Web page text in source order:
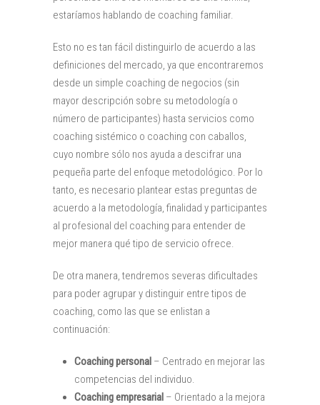
estaríamos hablando de coaching familiar.
Esto no es tan fácil distinguirlo de acuerdo a las
definiciones del mercado, ya que encontraremos
desde un simple coaching de negocios (sin
mayor descripción sobre su metodología o
número de participantes) hasta servicios como
coaching sistémico o coaching con caballos,
cuyo nombre sólo nos ayuda a descifrar una
pequeña parte del enfoque metodológico. Por lo
tanto, es necesario plantear estas preguntas de
acuerdo a la metodología, finalidad y participantes
al profesional del coaching para entender de
mejor manera qué tipo de servicio ofrece.
De otra manera, tendremos severas dificultades
para poder agrupar y distinguir entre tipos de
coaching, como las que se enlistan a
continuación:
Coaching personal – Centrado en mejorar las
competencias del individuo.
Coaching empresarial – Orientado a la mejora